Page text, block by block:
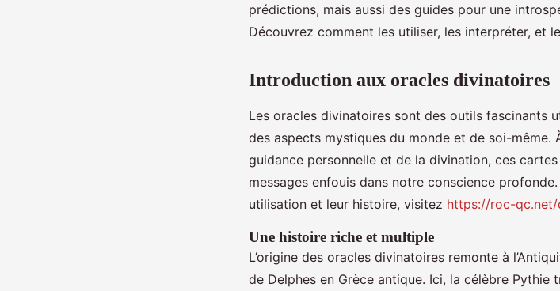
prédictions, mais aussi des guides pour une
Découvrez comment les utiliser, les interpréter, et
Introduction aux oracles divinatoires
Les oracles divinatoires sont des outils fascinants
des aspects mystiques du monde et de soi-
guidance personnelle et de la divination, ces
messages enfouis dans notre conscience
utilisation et leur histoire, visitez https://roc-
Une histoire riche et multiple
L’origine des oracles divinatoires remonte à
de Delphes en Grèce antique. Ici, la célèbre Pythie